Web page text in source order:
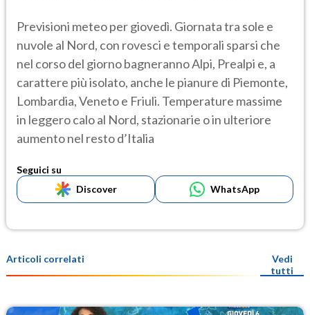
Previsioni meteo per giovedì. Giornata tra sole e
nuvole al Nord, con rovesci e temporali sparsi che
nel corso del giorno bagneranno Alpi, Prealpi e, a
carattere più isolato, anche le pianure di Piemonte,
Lombardia, Veneto e Friuli. Temperature massime
in leggero calo al Nord, stazionarie o in ulteriore
aumento nel resto d’Italia
Seguici su
Discover
WhatsApp
Articoli correlati
Vedi
tutti